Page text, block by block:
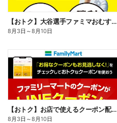
【おトク】大谷選手ファミマおむすび割
8月3日 ～8月10日
【おトク】お店で使えるクーポン配信中
8月3日 ～8月10日